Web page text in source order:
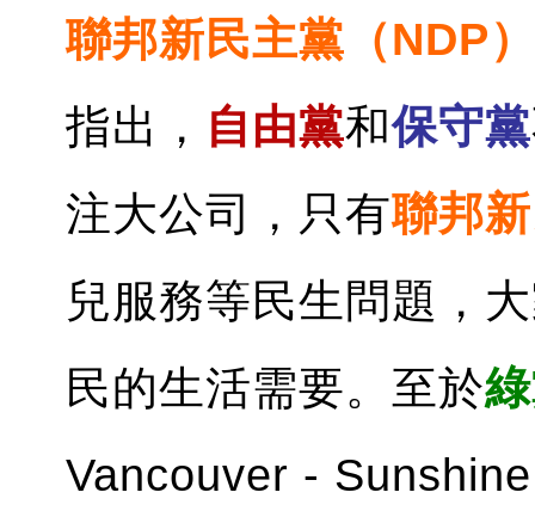
聯邦新民主黨（NDP）
指出， 自由黨和保守黨
注大公司，只有聯邦
兒服務等民生問題，
民的生活需要。至於
Vancouver -